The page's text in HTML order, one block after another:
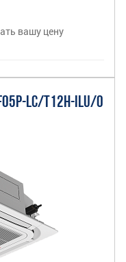
вашу цену
LC/T12H-ILU/O